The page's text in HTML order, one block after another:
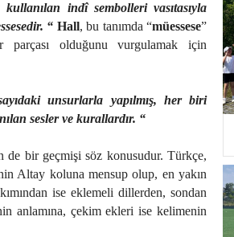
indî sembolleri vasıtasıyla
“ Hall, bu tanımda “müessese”
olduğunu vurgulamak için
unsurlarla yapılmış, her biri
sesler ve kurallardır. “
de bir geçmişi söz konusudur. Türkçe,
Altay koluna mensup olup, en yakın
ise eklemeli dillerden, sondan
anlamına, çekim ekleri ise kelimenin